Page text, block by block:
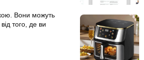
Вони можуть
того, де ви